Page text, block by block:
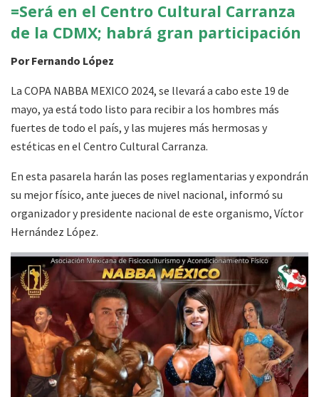
=Será en el Centro Cultural Carranza
de la CDMX; habrá gran participación
Por Fernando López
La COPA NABBA MEXICO 2024, se llevará a cabo este 19 de
mayo, ya está todo listo para recibir a los hombres más
fuertes de todo el país, y las mujeres más hermosas y
estéticas en el Centro Cultural Carranza.
En esta pasarela harán las poses reglamentarias y expondrán
su mejor físico, ante jueces de nivel nacional, informó su
organizador y presidente nacional de este organismo, Víctor
Hernández López.